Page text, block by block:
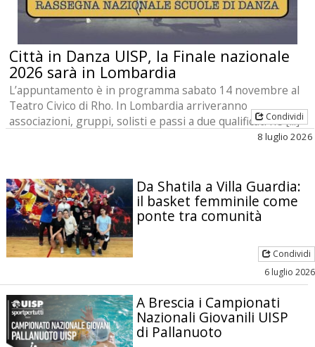
Città in Danza UISP, la Finale nazionale
2026 sarà in Lombardia
L’appuntamento è in programma sabato 14 novembre al
Teatro Civico di Rho. In Lombardia arriveranno
associazioni, gruppi, solisti e passi a due qualificati ne [...]
Condividi
8 luglio 2026
Da Shatila a Villa Guardia:
il basket femminile come
ponte tra comunità
Condividi
6 luglio 2026
A Brescia i Campionati
Nazionali Giovanili UISP
di Pallanuoto